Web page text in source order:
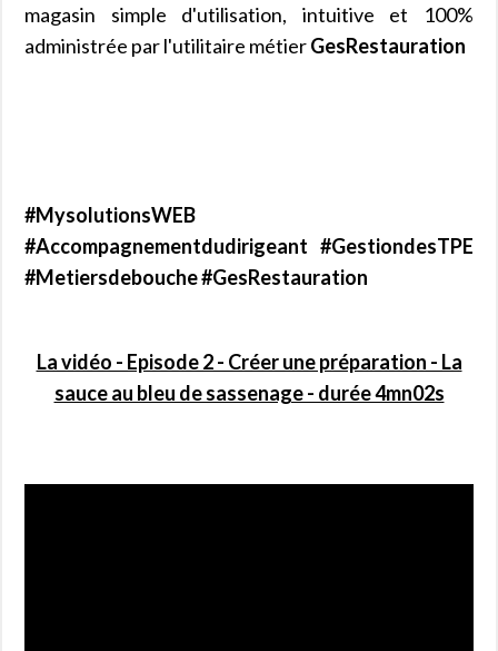
magasin simple d'utilisation, intuitive et 100%
administrée par l'utilitaire métierGesRestauration
#MysolutionsWEB
#Accompagnementdudirigeant #GestiondesTPE
#Metiersdebouche #GesRestauration
La vidéo - Episode 2 - Créer une préparation - La
sauce au bleu de sassenage - durée 4mn02s